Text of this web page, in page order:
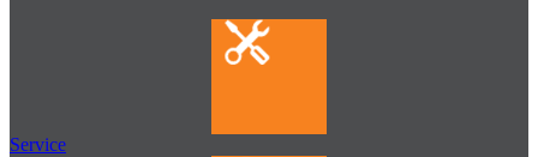
Service